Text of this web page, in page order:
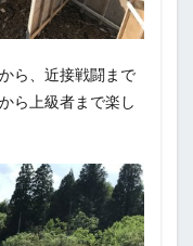
ら、近接戦闘まで
ら上級者まで楽し